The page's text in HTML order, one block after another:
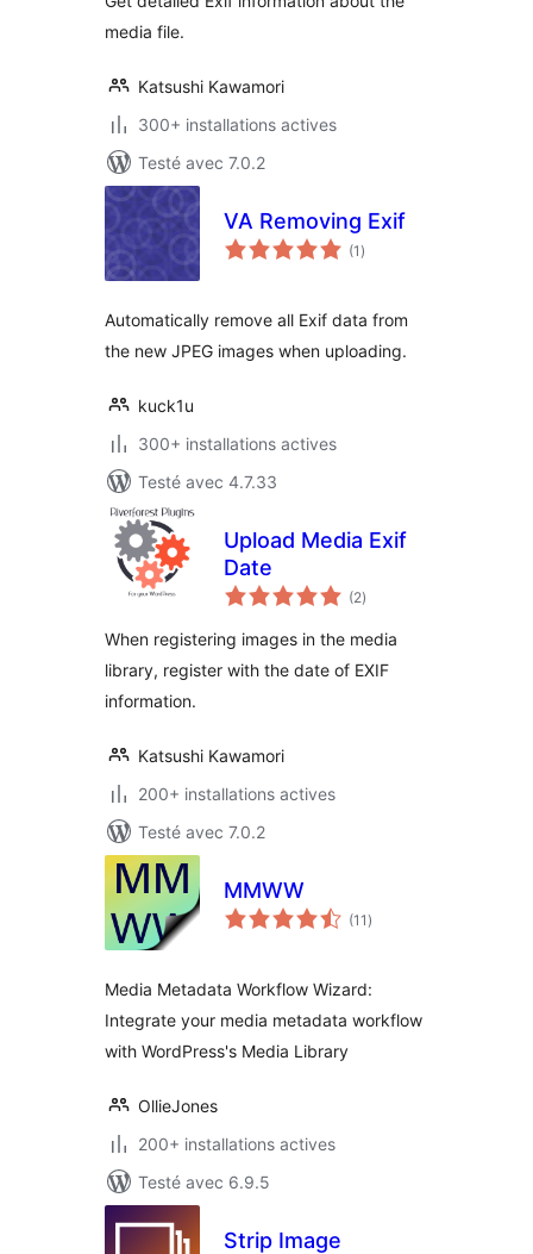
media file.
Katsushi Kawamori
300+ installations actives
Testé avec 7.0.2
VA Removing Exif
(1 notes
en
)
Automatically remove all Exif data from
the new JPEG images when uploading.
kuck1u
300+ installations actives
Testé avec 4.7.33
Upload Media Exif
Date
(2notes
en
)
When registering images in the media
library, register with the date of EXIF
information.
Katsushi Kawamori
200+ installations actives
Testé avec 7.0.2
MMWW
(11 notes
en
)
Media Metadata Workflow Wizard:
Integrate your media metadata workflow
with WordPress's Media Library
OllieJones
200+ installations actives
Testé avec 6.9.5
Strip Image